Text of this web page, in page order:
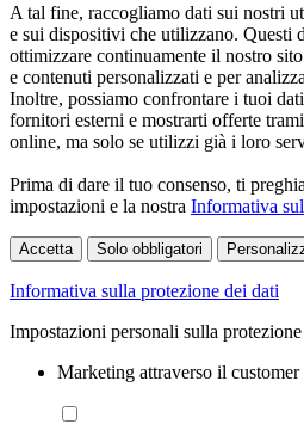
A tal fine, raccogliamo dati sui nostri
e sui dispositivi che utilizzano. Questi
ottimizzare continuamente il nostro
e contenuti personalizzati e per
Inoltre, possiamo confrontare i tuoi
fornitori esterni e mostrarti offerte
online, ma solo se utilizzi già i loro
Prima di dare il tuo consenso, ti
impostazioni e la nostra Informativa
Accetta Solo obbligatori
Informativa sulla protezione dei dati
Impostazioni personali sulla
Marketing attraverso il customer